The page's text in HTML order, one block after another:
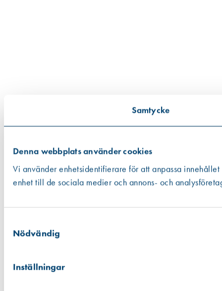
Samtycke
Denna webbplats använder cookies
Vi använder enhetsidentifierare för att anpassa
enhet till de sociala medier och annons- och
Nödvändig
Inställningar